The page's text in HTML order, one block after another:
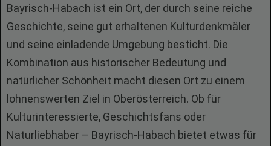
Bayrisch-Habach ist ein Ort, der durch seine reiche
Geschichte, seine gut erhaltenen Kulturdenkmäler
und seine einladende Umgebung besticht. Die
Kombination aus historischer Bedeutung und
natürlicher Schönheit macht diesen Ort zu einem
lohnenswerten Ziel in Oberösterreich. Ob für
Kulturinteressierte, Geschichtsfans oder
Naturliebhaber – Bayrisch-Habach bietet etwas für